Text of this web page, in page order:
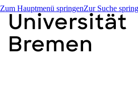
Zum Hauptmenü springenZur Suche